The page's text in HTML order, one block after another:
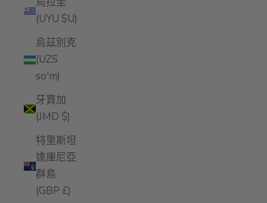
(UYU $U)
烏茲別克
(UZS
so'm)
牙買加
(JMD $)
特里斯坦
達庫尼亞
群島
(GBP £)